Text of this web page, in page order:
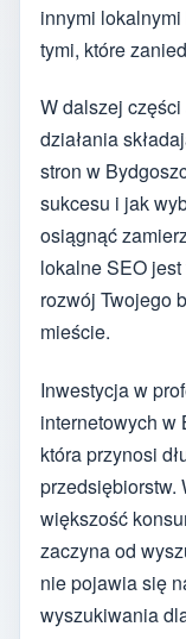
innymi
tymi, które
W dalszej
działania
stron w
sukcesu i jak
osiągnąć
lokalne SEO
rozwój Twojego
mieście.
Inwestycja w
internetowych w
która przynosi
przedsiębiorstw.
większość
zaczyna od
nie pojawia się
wyszukiwania